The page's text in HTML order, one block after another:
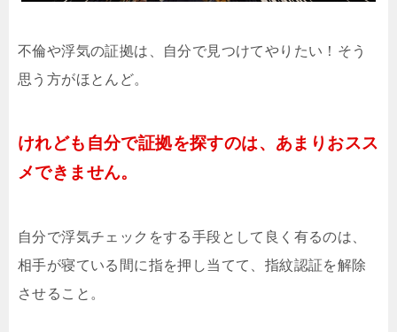
不倫や浮気の証拠は、自分で見つけてやりたい！そう
思う方がほとんど。
けれども自分で証拠を探すのは、あまりおスス
メできません。
自分で浮気チェックをする手段として良く有るのは、
相手が寝ている間に指を押し当てて、指紋認証を解除
させること。